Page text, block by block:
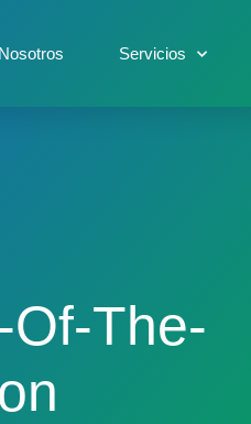
Nosotros Servicios
Of-The-